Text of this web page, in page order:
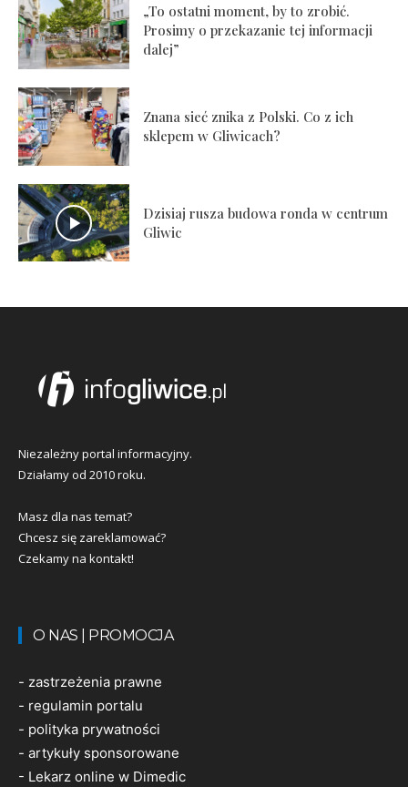
„To ostatni moment, by to zrobić.
Prosimy o przekazanie tej informacji
dalej”
Znana sieć znika z Polski. Co z ich
sklepem w Gliwicach?
Dzisiaj rusza budowa ronda w centrum
Gliwic
Niezależny portal informacyjny.
Działamy od 2010 roku.
Masz dla nas temat?
Chcesz się zareklamować?
Czekamy na kontakt!
O NAS | PROMOCJA
- zastrzeżenia prawne
- regulamin portalu
- polityka prywatności
- artykuły sponsorowane
- Lekarz online w Dimedic